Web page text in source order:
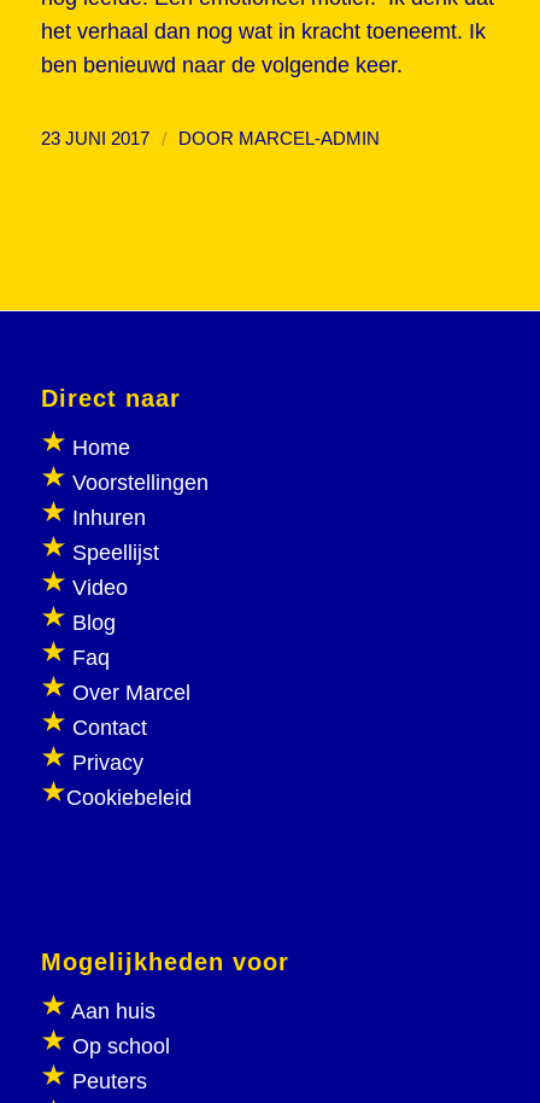
het verhaal dan nog wat in kracht toeneemt. Ik
ben benieuwd naar de volgende keer.
23 JUNI 2017 / DOOR MARCEL-ADMIN
Direct naar
Home
Voorstellingen
Inhuren
Speellijst
Video
Blog
Faq
Over Marcel
Contact
Privacy
Cookiebeleid
Mogelijkheden voor
Aan huis
Op school
Peuters